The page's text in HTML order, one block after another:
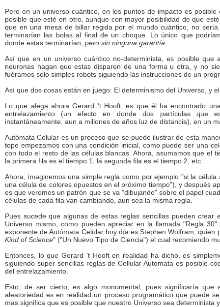
Pero en un universo cuántico, en los puntos de impacto es
posible que esté en otro, aunque con mayor posibilidad de que
que en una mesa de billar regida por el mundo cuántico, no
terminarían las bolas al final de un choque. Lo único que
donde estas terminarían, pero sin ninguna garantía
Así que en un universo cuántico no-determinista, es posible que
neuronas hagan que estas disparen de una forma u otra, y no
fuéramos solo simples robots siguiendo las instrucciones de un
Así que dos cosas están en juego: El determinismo del Universo, y
Lo que alega ahora Gerard 't Hooft, es que él ha encontrado
entrelazamiento (un efecto en donde dos partículas que
instantáneamente, aun a millones de años luz de distancia), en un
Autómata Celular es un proceso que se puede ilustrar de esta
tope empezamos con una condición inicial, como puede ser una
con todo el resto de las células blancas. Ahora, asumamos que el
la primera fila es el tiempo 1, la segunda fila es el tiempo 2, etc.
Ahora, imaginemos una simple regla como por ejemplo "si la
una célula de colores opuestos en el próximo tiempo"), y después
es que veremos un patrón que se va "dibujando" sobre el papel
células de cada fila van cambiando, aun sea la misma regla.
Pues sucede que algunas de estas reglas sencillas pueden crear
Universo mismo, como pueden apreciar en la llamada "Regla 30"
exponente de Autómata Celular hoy día es Stephen Wolfram,
Kind of Science" ("Un Nuevo Tipo de Ciencia") el cual recomiendo
Entonces, lo que Gerard 't Hooft en realidad ha dicho, es
siguiendo super sencillas reglas de Cellular Automata es posible
del entrelazamiento.
Esto, de ser cierto, es algo monumental, pues significaría
aleatoriedad es en realidad un proceso programático que puede
mas significa que es posible que nuestro Universo sea determinista